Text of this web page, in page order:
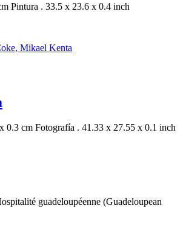
Pintura . 33.5 x 23.6 x 0.4 inch
0.3 cm Fotografía . 41.33 x 27.55 x 0.1 inch